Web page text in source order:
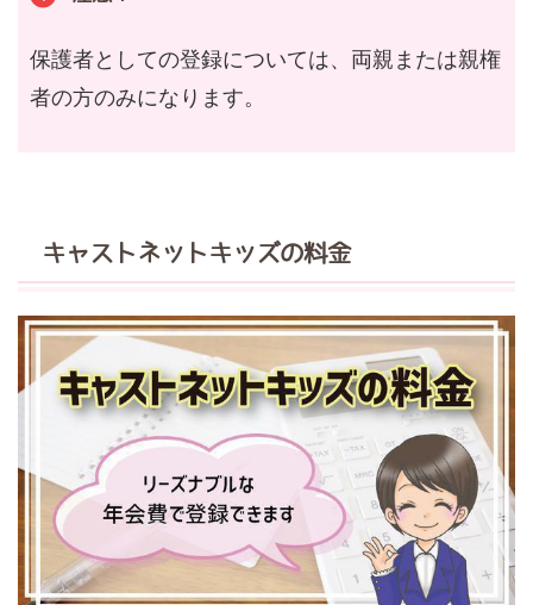
保護者としての登録については、両親または親権
者の方のみになります。
キャストネットキッズの料金